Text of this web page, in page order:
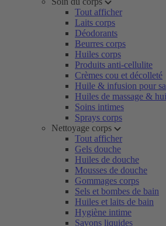
Tout afficher
Laits corps
Déodorants
Beurres corps
Huiles corps
Produits anti-cellulite
Crèmes cou et décolleté
Huile & infusion pour
Huiles de massage &
Soins intimes
Sprays corps
Nettoyage corps
Tout afficher
Gels douche
Huiles de douche
Mousses de douche
Gommages corps
Sels et bombes de bain
Huiles et laits de bain
Hygiène intime
Savons liquides